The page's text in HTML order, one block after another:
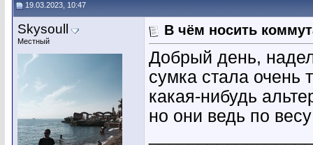
19.03.2023, 10:47
Skysoull
Местный
В чём носить
Добрый день,
сумка стала очень
какая-нибудь
но они ведь по